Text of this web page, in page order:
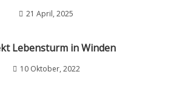
21 April, 2025
Lebensturm in Winden
10 Oktober, 2022